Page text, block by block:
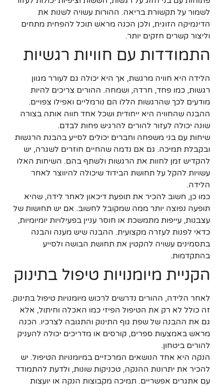
לשמור על תקשורת בריאה. ההורות עשויה לשנות את
הדינמיקה הזוגית, ולכן הכנה מראש תוכל להפחית מתחים
וליצור קשרים חזקים יותר.
התמודדות עם חוויות רגשיות
הלידה היא חוויה מרגשת, אך היא יכולה גם לעורר מגוון
רגשות, כמו פחד, חרדה, ושמחה. ההורים צריכים להיות
מודעים לכך שהרגשות הללו הם נורמליים ואפילו צפויים.
ההבנה שהחוויה היא ייחודית ושכל אחד חווה אותה בצורה
שונה יכולה לעזור להורים להרגיש פחות לבדם.
שיחות עם בני משפחה וחברים יכולים לסייע בהבנת הרגשות
ובקבלת תמיכה. גם אם נדמה שהחיים חוזרים לשגרה, יש
להקדיש זמן לחוות את הרגשות ולשתף בהם. השיחות האלו
עשויות להקל על תחושת הבידוד שיכולה להיווצר לאחר
הלידה.
כמו כן, חשוב להכיר את תופעת דיכאון לאחר לידה, שהיא
תופעה נפוצה יותר ממה שמקובל לחשוב. אם יש תחושות של
עצבנות, עייפות מתמשכת או חוסר עניין בפעילויות יומיומיות,
כדאי לפנות לעזרה מקצועית. ההבנה שיש מענה והבנה
בתסמינים עשויה להקטין את תחושת הבושה ולסייע
בהתקדמות.
הקניית מיומנויות טיפול בתינוק
לאחר הלידה, ההורים נדרשים לרכוש מיומנויות טיפול בתינוק.
זה כולל לא רק את הטיפול הפיזי כמו האכלה וחיתול, אלא
גם את ההבנה של שפת גוף התינוק והתגובה לצרכיו. הכנה
מראש באמצעות ספרים, קורסים או מדריכים יכולה להעניק
להורים ביטחון.
הנקה היא אחד הנושאים המרכזיים במיומנויות הטיפול. יש
להכיר את יתרונות ההנקה, טכניקות שונות, ולדעת להתמודד
עם אתגרים אפשריים. תמיכה מקבוצות הנקה או יועצות